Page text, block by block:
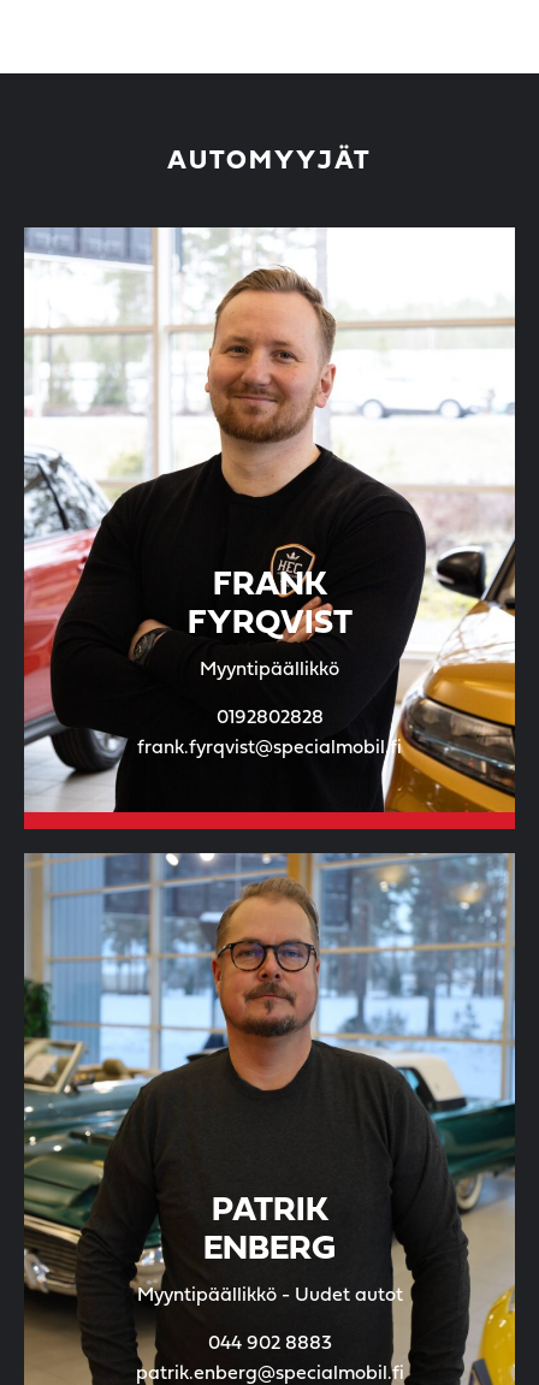
AUTOMYYJÄT
FRANK
FYRQVIST
Myyntipäällikkö
0192802828
frank.fyrqvist@specialmobil.fi
PATRIK
ENBERG
Myyntipäällikkö - Uudet autot
044 902 8883
patrik.enberg@specialmobil.fi